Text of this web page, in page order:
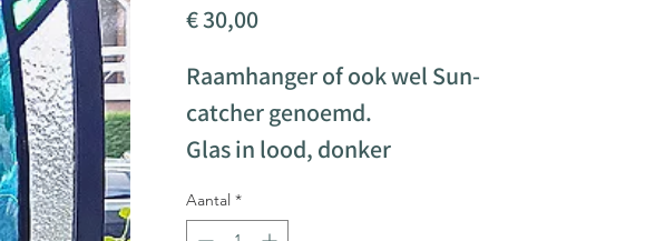
€ 30,00Prijs
Raamhanger of ook wel Sun-
catcher genoemd.
Glas in lood, donker
gepatineerd.
De omtrek is voorzien van een
Aantal *